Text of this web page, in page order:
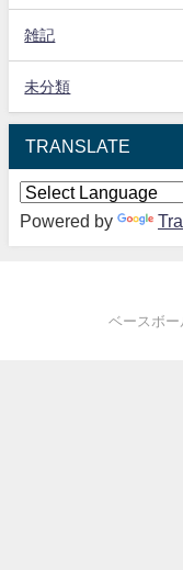
雑記
未分類
TRANSLATE
Powered by
ベースボー